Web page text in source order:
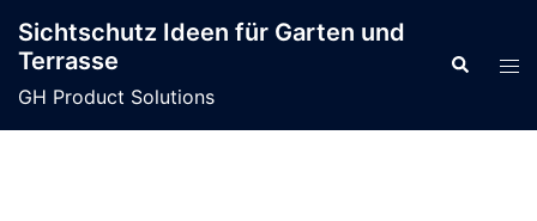
Inhalt
springen
Sichtschutz Ideen für Garten und
Terrasse
GH Product Solutions
Suche